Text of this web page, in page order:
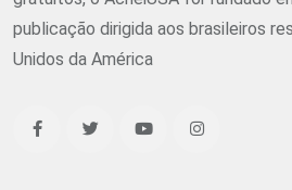
publicação dirigida aos brasileiros
Unidos da América